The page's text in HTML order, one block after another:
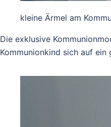
kleine Ärmel am
Die exklusive
Kommunionkind sich auf ein